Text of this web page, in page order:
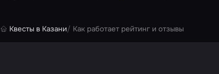
Квесты в Казани Как работает рейтинг и отзывы